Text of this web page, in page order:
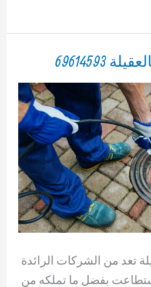
تعد من الشركات الرائدة
بفضل ما تملكه من